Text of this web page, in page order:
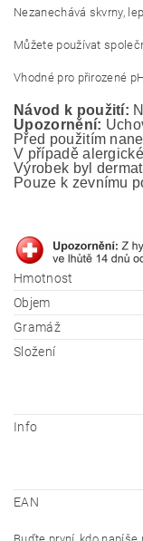
Nezanechává skvrny,
Můžete používat
Vhodné pro přirozené
Návod k použití:
Upozornění:
Před použitím
V případě
Výrobek byl
Pouze k zevnímu
Hmotnost
Objem
Gramáž
Složení
Info
EAN